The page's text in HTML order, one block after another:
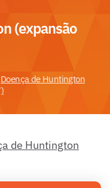
(expansão
Doença de Huntington
de Huntington